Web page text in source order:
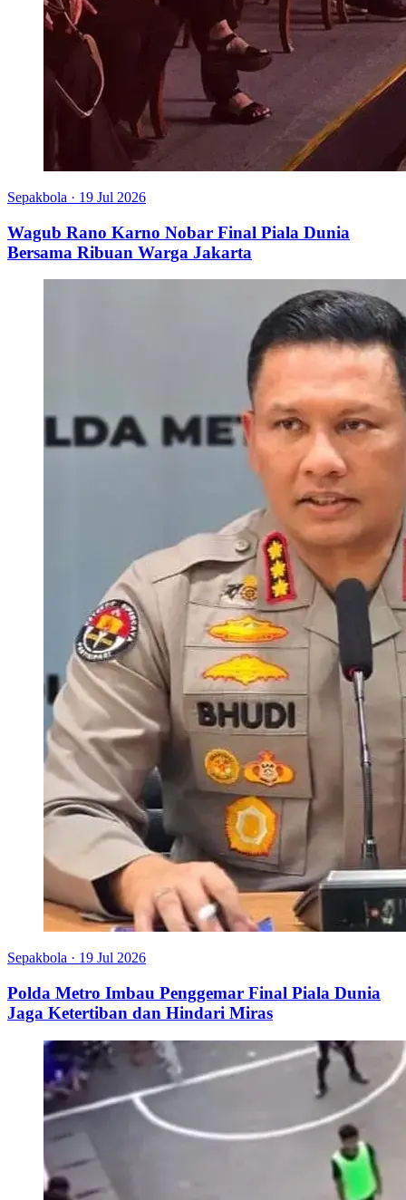
Sepakbola · 19 Jul 2026
Wagub Rano Karno Nobar Final Piala Dunia
Bersama Ribuan Warga Jakarta
Sepakbola · 19 Jul 2026
Polda Metro Imbau Penggemar Final Piala Dunia
Jaga Ketertiban dan Hindari Miras